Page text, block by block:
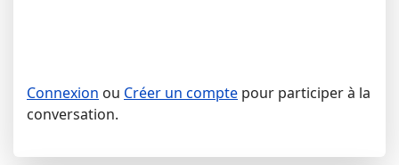
Connexion ou Créer un compte pour participer à la
conversation.